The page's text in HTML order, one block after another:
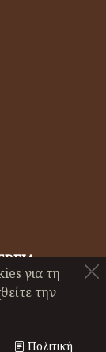
cookies
για τη
την
Πολιτική